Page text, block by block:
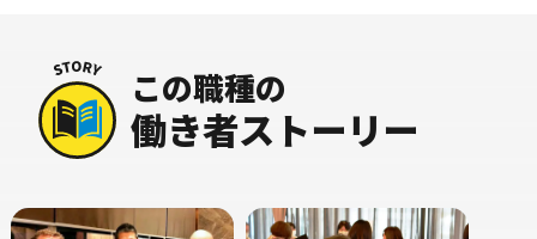
この職種の
働き者ストーリー